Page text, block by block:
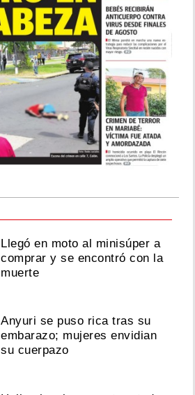
Llegó en moto al minisúper a
comprar y se encontró con la
muerte
Anyuri se puso rica tras su
embarazo; mujeres envidian
su cuerpazo